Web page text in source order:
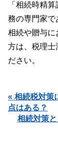
「相続時精
務の専門家で
相続や贈与に
方は、税理士
ださい。
« 相続税対策
点はある？
相続対策